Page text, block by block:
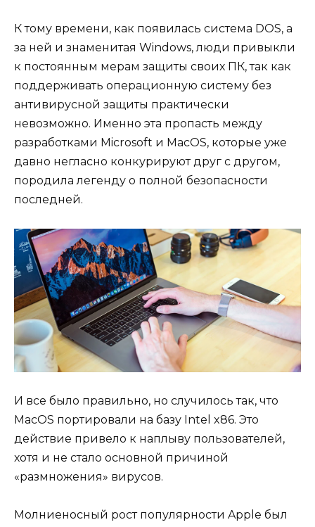
К тому времени, как появилась система DOS, а
за ней и знаменитая Windows, люди привыкли
к постоянным мерам защиты своих ПК, так как
поддерживать операционную систему без
антивирусной защиты практически
невозможно. Именно эта пропасть между
разработками Microsoft и MacOS, которые уже
давно негласно конкурируют друг с другом,
породила легенду о полной безопасности
последней.
И все было правильно, но случилось так, что
MacOS портировали на базу Intel x86. Это
действие привело к наплыву пользователей,
хотя и не стало основной причиной
«размножения» вирусов.
Молниеносный рост популярности Apple был